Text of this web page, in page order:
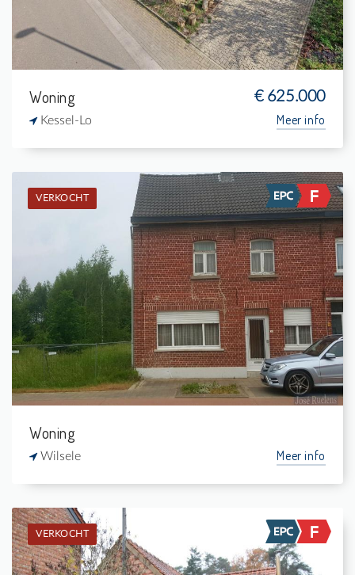
Woning € 625.000
Kessel-Lo Meer info
VERKOCHT
Verkocht: Woning
4
-
1
-
Woning
Wilsele Meer info
VERKOCHT